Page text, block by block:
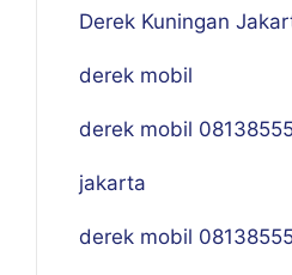
Derek Kuningan
derek mobil
derek mobil
jakarta
derek mobil